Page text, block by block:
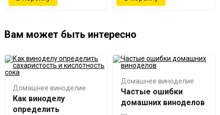
Вам может быть интересно
Домашнее виноделие
Как виноделу
определить
Домашнее виноделие
Частые ошибки
домашних виноделов